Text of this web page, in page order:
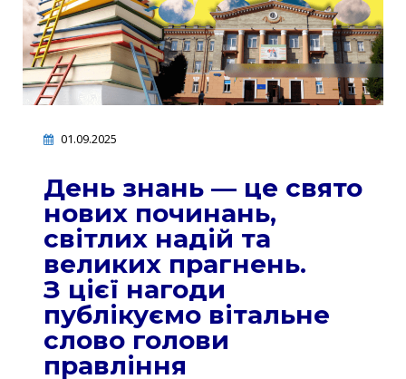
01.09.2025
День знань — це свято
нових починань,
світлих надій та
великих прагнень.
З цієї нагоди
публікуємо вітальне
слово голови
правління